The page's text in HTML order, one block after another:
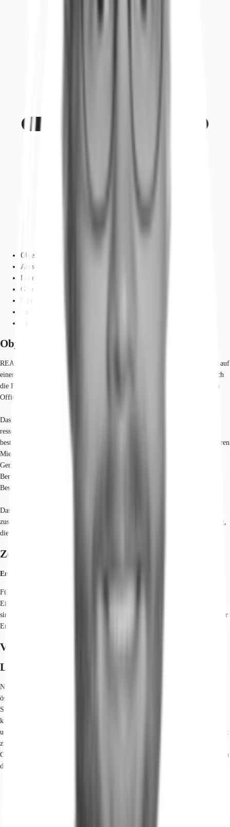
Objekt
Ausstattung
Lage und Verkehrsanbindung
Grundriss
Exposé herunterladen
Ihr Kontakt
Anfrage senden
Objekt
READY SPACE ist bereit für Neues. Denn das intelligente Konzept basiert auf
einer individuellen Multi-Use-Struktur. Durch flexible Teilbarkeit lassen sich
die Flächen an unterschiedlichste Nutzungen anpassen. Von modernen Open
Office Konzepten, klassischen Kombi-Büros oder Innovation Labs.
Das Objekt verleiht effizienten Büroflächen einen smarten Charakter. Das
ressourcenschonende Konzept setzt auf die clevere Wiederverwendung
bestehender Infrastrukturen. Neben dieser nachhaltigen Ausrichtung profitieren
Mieter von hellen Räumen, begrünten Ruhezonen sowie kommunikativen
Gemeinschaftsflächen mit Barista Bar, Working Lounge und Open-Air-
Bereichen. Moderne Teeküchen und umlaufende Balkone sind weitere
Bestandteile der komfortablen Ausstattung.
Dank vorhandener Infrastruktur stehen bezugsfertige Flächen ohne
zusätzlichen Installationsaufwand bereit. Eine intelligente Ressourcennutzung,
die sich für unterschiedlichste Zwecke eignet.
Zertifizierungen
Energieausweis
Für diese Liegenschaft liegt ein Bedarfsausweis vom 27.09.2022 vom
Eigentümer/Vermieter vor. Die wesentlichen Energieträger der Liegenschaft
sind Gas, Strom. Der Endenergiebedarf Strom beträgt 28.00 kWh/(m²*a). Der
Endenergiebedarf Wärme beträgt 100.00 kWh/(m²*a).
Verfügbare Fläche
Lage und Verkehrsanbindung
Nah zur Isarmetropole und nicht weit von den Alpen: Rund 14 Kilometer
östlich des Zentrums von München gelegen, bündelt das Objekt essenzielle
Standortvorteile. Ob ÖPNV, PKW oder Fahrrad – Ready Space bietet
komfortablen Anschluss an die S-Bahn-Station Vaterstetten, die Autobahn A99
und das Münchner Radlnetz. Der ruhige Standort in grüner Umgebung verfügt
zudem über ein breites Angebot an Geschäften, Supermärkten und
Gastronomie. Nicht zuletzt ist der Standort auch steuerlich äußerst attraktiv, da
der Gewerbesteuerhebesatz mit 290 % weit unter dem Münchens liegt.